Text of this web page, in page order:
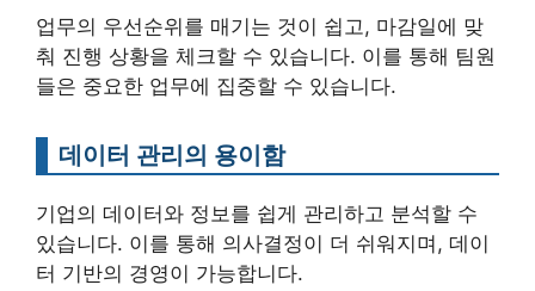
업무의 우선순위를 매기는 것이 쉽고, 마감일에 맞
춰 진행 상황을 체크할 수 있습니다. 이를 통해 팀원
들은 중요한 업무에 집중할 수 있습니다.
데이터 관리의 용이함
기업의 데이터와 정보를 쉽게 관리하고 분석할 수
있습니다. 이를 통해 의사결정이 더 쉬워지며, 데이
터 기반의 경영이 가능합니다.